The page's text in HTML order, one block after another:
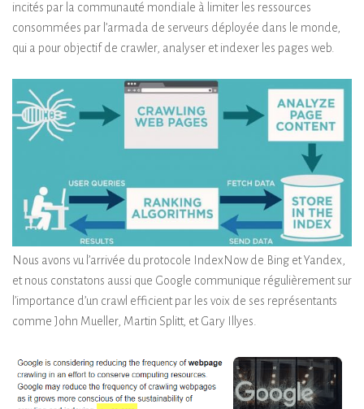
incités par la communauté mondiale à limiter les ressources
consommées par l’armada de serveurs déployée dans le monde,
qui a pour objectif de crawler, analyser et indexer les pages web.
Nous avons vu l’arrivée du protocole IndexNow de Bing et Yandex,
et nous constatons aussi que Google communique régulièrement sur
l’importance d’un crawl efficient par les voix de ses représentants
comme John Mueller, Martin Splitt, et Gary Illyes.